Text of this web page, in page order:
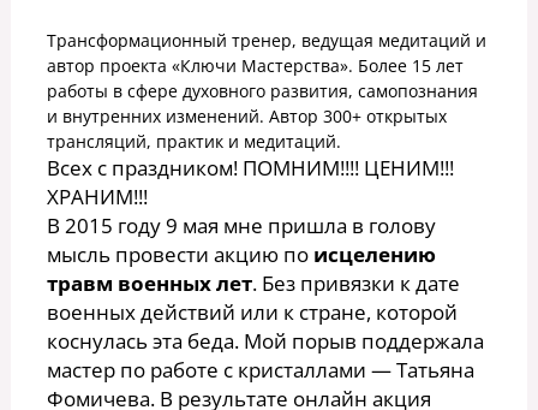
Трансформационный тренер, ведущая медитаций и
автор проекта «Ключи Мастерства». Более 15 лет
работы в сфере духовного развития, самопознания
и внутренних изменений. Автор 300+ открытых
трансляций, практик и медитаций.
Всех с праздником! ПОМНИМ!!!! ЦЕНИМ!!!
ХРАНИМ!!!
В 2015 году 9 мая мне пришла в голову
мысль провести акцию по исцелению
травм военных лет. Без привязки к дате
военных действий или к стране, которой
коснулась эта беда. Мой порыв поддержала
мастер по работе с кристаллами — Татьяна
Фомичева. В результате онлайн акция